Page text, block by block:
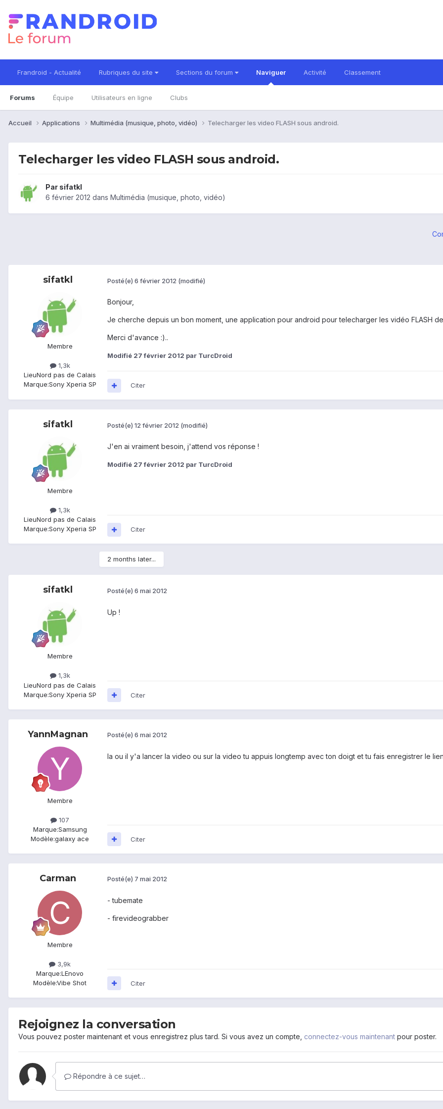
Frandroid - Actualité Rubriques du site Sections du forum Naviguer
Forums Équipe Utilisateurs en ligne Clubs
Activité Classement
Accueil Applications Multimédia (musique, photo, vidéo) Telecharger les video FLASH sous android.
Telecharger les video FLASH sous android.
Par sifatkl
6 février 2012 dans Multimédia (musique, photo, vidéo)
sifatkl
Membre
1,3k
LieuNord pas de Calais
Marque:Sony Xperia SP
Posté(e) 6 février 2012 (modifié)
Bonjour,
Je cherche depuis un bon moment, une application pour android pour telecharger les vidéo FLASH
Merci d'avance :)..
Modifié 27 février 2012 par TurcDroid
Citer
sifatkl
Membre
1,3k
LieuNord pas de Calais
Marque:Sony Xperia SP
Posté(e) 12 février 2012 (modifié)
J'en ai vraiment besoin, j'attend vos réponse !
Modifié 27 février 2012 par TurcDroid
Citer
2 months later...
sifatkl
Membre
1,3k
LieuNord pas de Calais
Marque:Sony Xperia SP
Posté(e) 6 mai 2012
Up !
Citer
YannMagnan
Membre
107
Marque:Samsung
Modèle:galaxy ace
Posté(e) 6 mai 2012
la ou il y'a lancer la video ou sur la video tu appuis longtemp avec ton doigt et tu fais enregistrer le
Citer
Carman
Membre
3,9k
Marque:LEnovo
Modèle:Vibe Shot
Posté(e) 7 mai 2012
- tubemate
- firevideograbber
Citer
Rejoignez la conversation
Vous pouvez poster maintenant et vous enregistrez plus tard. Si vous avez un compte, connectez-vous maintenant pour poster.
Répondre à ce sujet…